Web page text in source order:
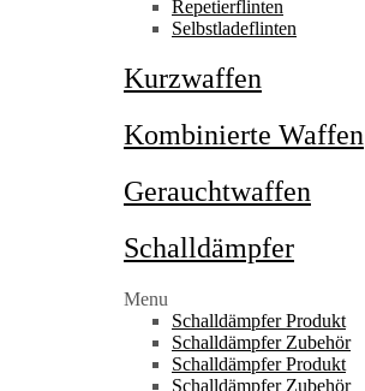
Repetierflinten
Selbstladeflinten
Kurzwaffen
Kombinierte Waffen
Gerauchtwaffen
Schalldämpfer
Menu
Schalldämpfer Produkt
Schalldämpfer Zubehör
Schalldämpfer Produkt
Schalldämpfer Zubehör